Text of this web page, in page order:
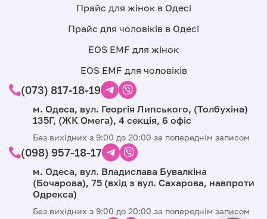
Прайс для жінок в Одесі
Прайс для чоловіків в Одесі
EOS EMF для жінок
EOS EMF для чоловіків
(073) 817-18-19
м. Одеса, вул. Георгія Липського, (Толбухіна)
135Г, (ЖК Омега), 4 секція, 6 офіс
Без вихідних з 9:00 до 20:00 за попереднім записом
(098) 957-18-17
м. Одеса, вул. Владислава Бувалкіна
(Бочарова), 75 (вхід з вул. Сахарова, навпроти
Одрекса)
Без вихідних з 9:00 до 20:00 за попереднім записом